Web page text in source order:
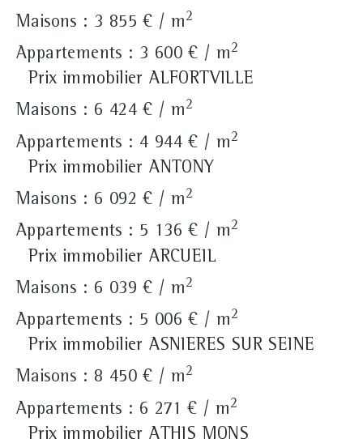
Maisons : 3 855 € / m2
Appartements : 3 600 € / m2
Prix immobilier ALFORTVILLE
Maisons : 6 424 € / m2
Appartements : 4 944 € / m2
Prix immobilier ANTONY
Maisons : 6 092 € / m2
Appartements : 5 136 € / m2
Prix immobilier ARCUEIL
Maisons : 6 039 € / m2
Appartements : 5 006 € / m2
Prix immobilier ASNIERES SUR SEINE
Maisons : 8 450 € / m2
Appartements : 6 271 € / m2
Prix immobilier ATHIS MONS